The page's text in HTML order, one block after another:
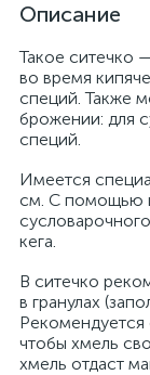
Описание
Такое ситечко
во время
специй. Также
брожении: для
специй.
Имеется
см. С помощью
кега.
В ситечко
в гранулах
Рекомендуется
чтобы хмель
хмель отдаст